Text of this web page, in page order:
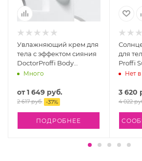
Увлажняющий крем для
тела с эффектом сияния
DoctorProffi Body
Shimmer Cream
Много
от1 649 руб.
2 617 руб. -37%
ПОДРОБНЕЕ
для
Proffi Sun Protection SPF
30Нет
3 620
4 022